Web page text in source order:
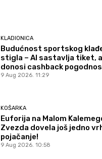
KLADIONICA
Budućnost sportskog
stigla – AI sastavlja tiket,
donosi cashback
9 Aug 2026. 11:29
KOŠARKA
Euforija na Malom
Zvezda dovela još jedno
pojačanje!
9 Aug 2026. 10:58